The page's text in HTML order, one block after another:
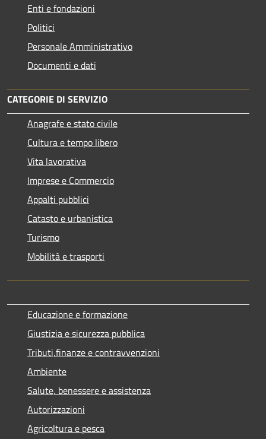
Enti e fondazioni
Politici
Personale Amministrativo
Documenti e dati
CATEGORIE DI SERVIZIO
Anagrafe e stato civile
Cultura e tempo libero
Vita lavorativa
Imprese e Commercio
Appalti pubblici
Catasto e urbanistica
Turismo
Mobilità e trasporti
Educazione e formazione
Giustizia e sicurezza pubblica
Tributi,finanze e contravvenzioni
Ambiente
Salute, benessere e assistenza
Autorizzazioni
Agricoltura e pesca